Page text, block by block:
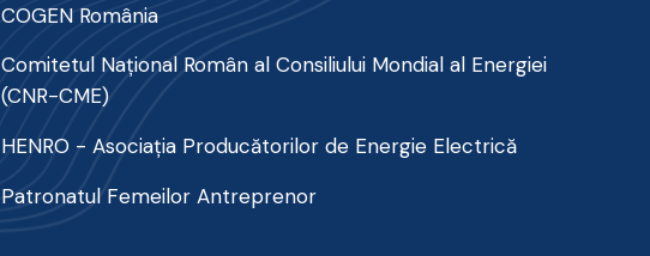
COGEN România
Comitetul Naţional Român al Consiliului Mondial al Energiei
(CNR-CME)
HENRO - Asociația Producătorilor de Energie Electrică
Patronatul Femeilor Antreprenor